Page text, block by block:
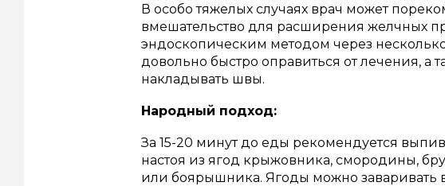
В особо тяжелых случаях врач может
вмешательство для расширения желчных
эндоскопическим методом через
довольно быстро оправиться от лечения, а
накладывать швы.
Народный подход:
За 15-20 минут до еды рекомендуется
настоя из ягод крыжовника, смородины,
или боярышника. Ягоды можно заваривать